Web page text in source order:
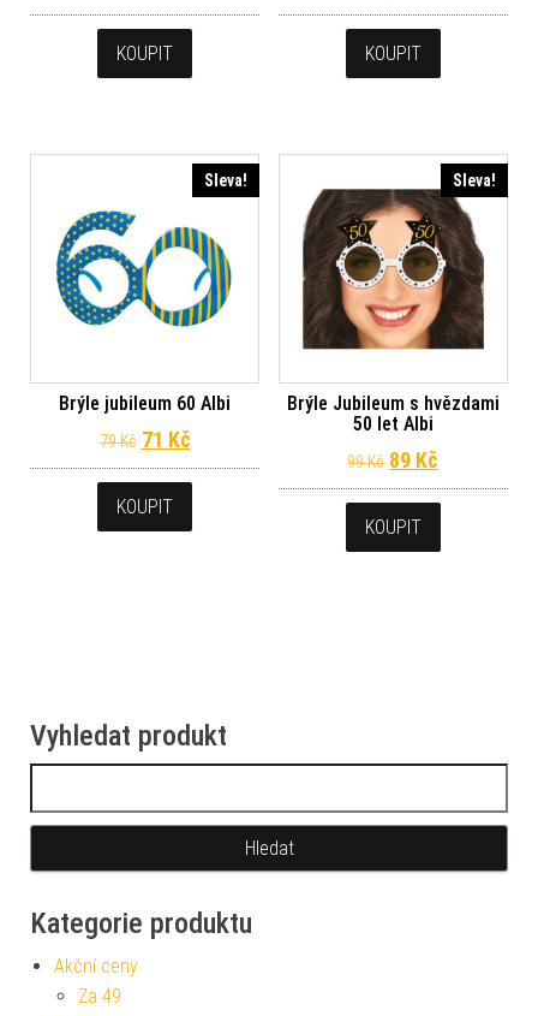
KOUPIT KOUPIT
Sleva!
Brýle jubileum 60 Albi
79Kč Původní cena byla: 79 Kč.
71 KčAktuální cena je: 71 Kč.
KOUPIT
Sleva!
Brýle Jubileum s hvězdami
50 let Albi
99Kč Původní cena
89 Kč
KOUPIT
Vyhledat produkt
Kategorie produktu
Akční ceny
Za 49